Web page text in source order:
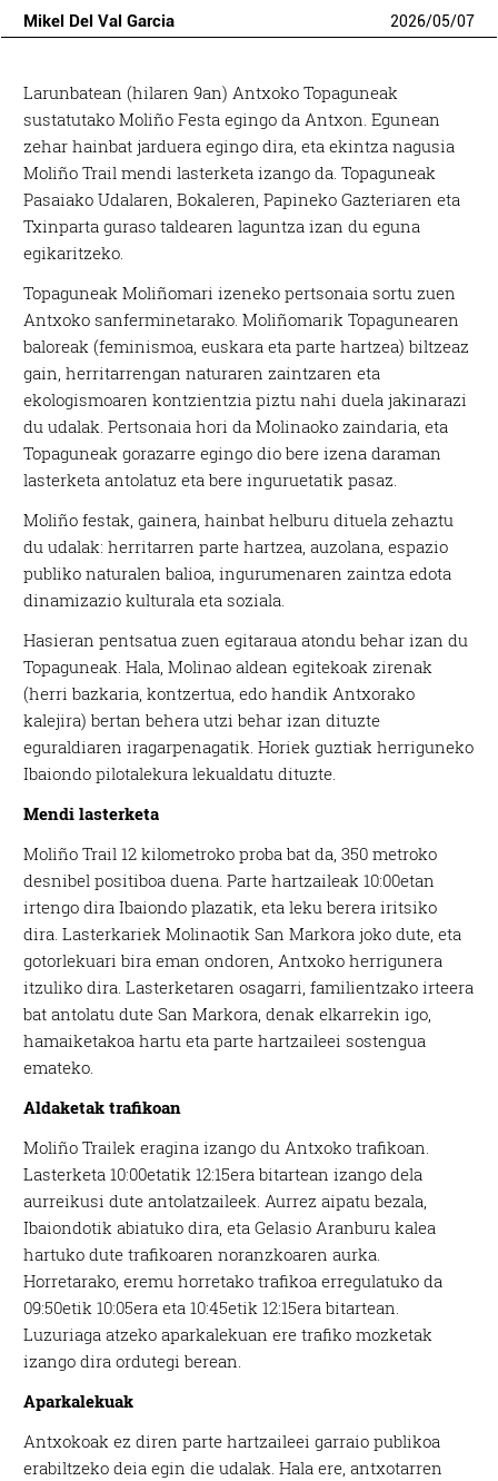
Mikel Del Val Garcia 2026/05/07
Larunbatean (hilaren 9an) Antxoko Topaguneak
sustatutako Moliño Festa egingo da Antxon. Egunean
zehar hainbat jarduera egingo dira, eta ekintza nagusia
Moliño Trail mendi lasterketa izango da. Topaguneak
Pasaiako Udalaren, Bokaleren, Papineko Gazteriaren eta
Txinparta guraso taldearen laguntza izan du eguna
egikaritzeko.
Topaguneak Moliñomari izeneko pertsonaia sortu zuen
Antxoko sanferminetarako. Moliñomarik Topagunearen
baloreak (feminismoa, euskara eta parte hartzea) biltzeaz
gain, herritarrengan naturaren zaintzaren eta
ekologismoaren kontzientzia piztu nahi duela jakinarazi
du udalak. Pertsonaia hori da Molinaoko zaindaria, eta
Topaguneak gorazarre egingo dio bere izena daraman
lasterketa antolatuz eta bere inguruetatik pasaz.
Moliño festak, gainera, hainbat helburu dituela zehaztu
du udalak: herritarren parte hartzea, auzolana, espazio
publiko naturalen balioa, ingurumenaren zaintza edota
dinamizazio kulturala eta soziala.
Hasieran pentsatua zuen egitaraua atondu behar izan du
Topaguneak. Hala, Molinao aldean egitekoak zirenak
(herri bazkaria, kontzertua, edo handik Antxorako
kalejira) bertan behera utzi behar izan dituzte
eguraldiaren iragarpenagatik. Horiek guztiak herriguneko
Ibaiondo pilotalekura lekualdatu dituzte.
Mendi lasterketa
Moliño Trail 12 kilometroko proba bat da, 350 metroko
desnibel positiboa duena. Parte hartzaileak 10:00etan
irtengo dira Ibaiondo plazatik, eta leku berera iritsiko
dira. Lasterkariek Molinaotik San Markora joko dute, eta
gotorlekuari bira eman ondoren, Antxoko herrigunera
itzuliko dira. Lasterketaren osagarri, familientzako irteera
bat antolatu dute San Markora, denak elkarrekin igo,
hamaiketakoa hartu eta parte hartzaileei sostengua
emateko.
Aldaketak trafikoan
Moliño Trailek eragina izango du Antxoko trafikoan.
Lasterketa 10:00etatik 12:15era bitartean izango dela
aurreikusi dute antolatzaileek. Aurrez aipatu bezala,
Ibaiondotik abiatuko dira, eta Gelasio Aranburu kalea
hartuko dute trafikoaren noranzkoaren aurka.
Horretarako, eremu horretako trafikoa erregulatuko da
09:50etik 10:05era eta 10:45etik 12:15era bitartean.
Luzuriaga atzeko aparkalekuan ere trafiko mozketak
izango dira ordutegi berean.
Aparkalekuak
Antxokoak ez diren parte hartzaileei garraio publikoa
erabiltzeko deia egin die udalak. Hala ere, antxotarren